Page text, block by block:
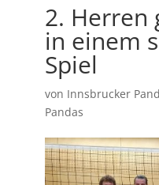
2. Herren
in einem
Spiel
von Innsbrucker
Pandas